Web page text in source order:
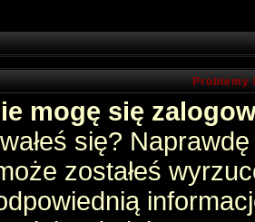
Problemy
mogę się
się?
zostałeś